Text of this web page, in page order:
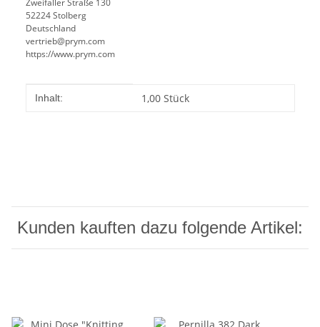
Zweifaller Straße 130
52224 Stolberg
Deutschland
vertrieb@prym.com
https://www.prym.com
Produkteigenschaft
Wert
Inhalt: 1,00 Stück
Kunden kauften dazu folgende Artikel: